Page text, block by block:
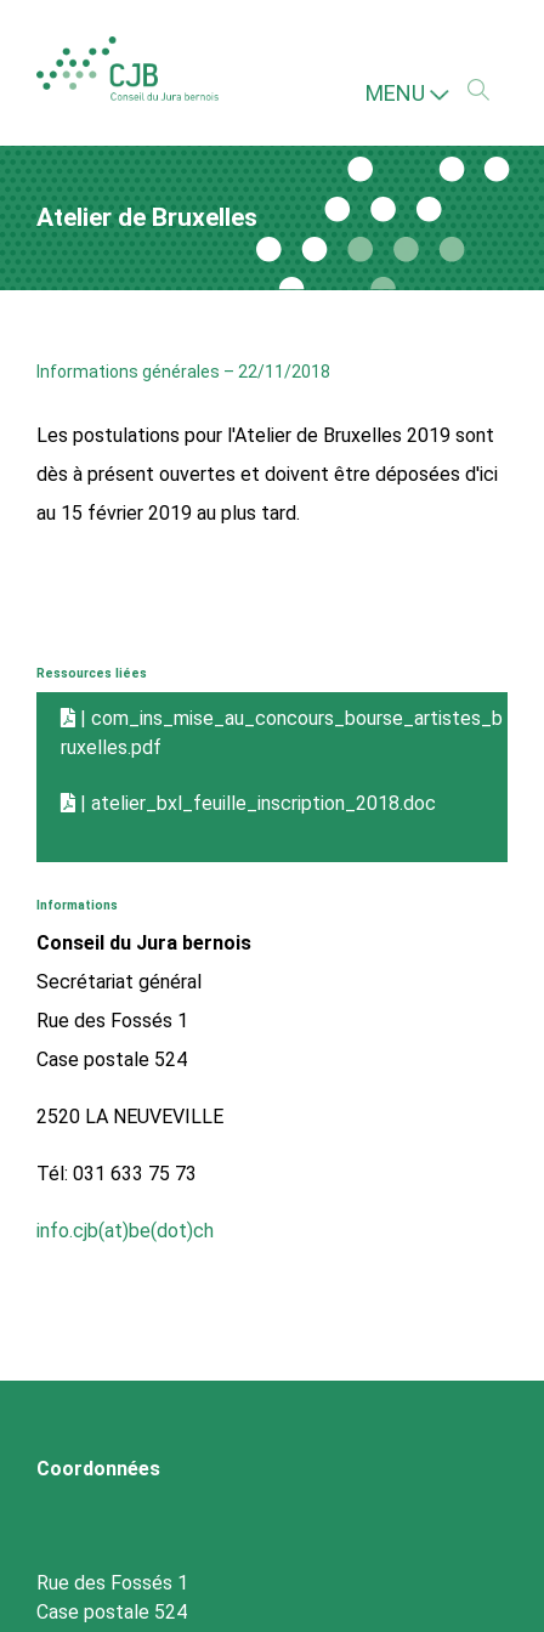
MENU
Atelier de Bruxelles
Informations générales – 22/11/2018
Les postulations pour l'Atelier de Bruxelles 2019 sont
dès à présent ouvertes et doivent être déposées d'ici
au 15 février 2019 au plus tard.
Ressources liées
| com_ins_mise_au_concours_bourse_artistes_b
ruxelles.pdf
| atelier_bxl_feuille_inscription_2018.doc
Informations
Conseil du Jura bernois
Secrétariat général
Rue des Fossés 1
Case postale 524
2520 LA NEUVEVILLE
Tél: 031 633 75 73
info.cjb(at)be(dot)ch
Coordonnées
Rue des Fossés 1
Case postale 524